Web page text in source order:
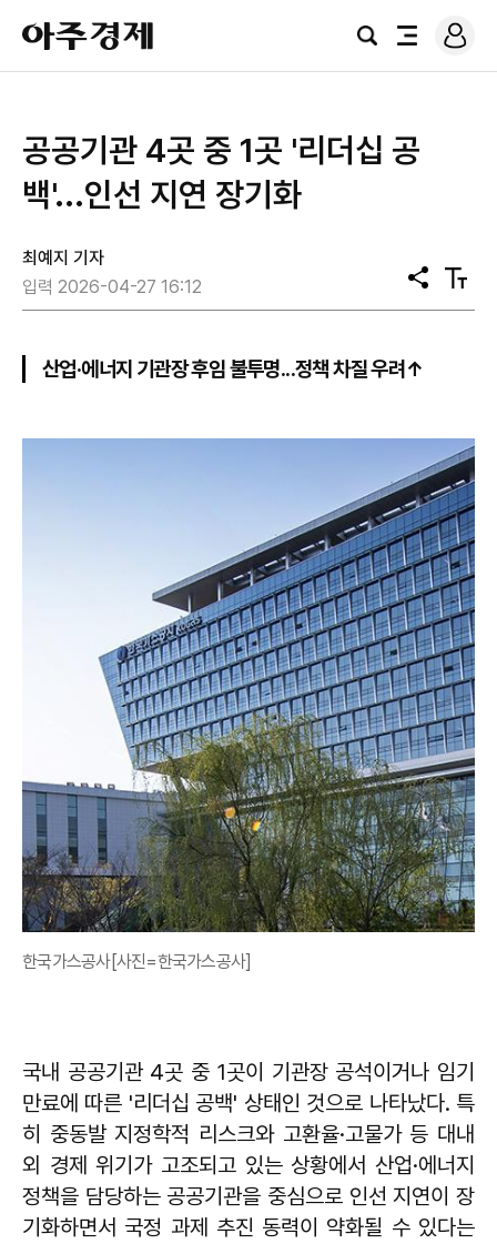
아
주
경
검
전
로
그
공공기관 4곳 중 1곳 '리더십 공
백'...인선 지연 장기화
최예지 기자
입력 2026-04-27 16:12
공
유
텍
스
산업·에너지 기관장 후임 불투명...정책 차질 우려↑
한국가스공사[사진=한국가스공사]
국내 공공기관 4곳 중 1곳이 기관장 공석이거나 임기
만료에 따른 '리더십 공백' 상태인 것으로 나타났다. 특
히 중동발 지정학적 리스크와 고환율·고물가 등 대내
외 경제 위기가 고조되고 있는 상황에서 산업·에너지
정책을 담당하는 공공기관을 중심으로 인선 지연이 장
기화하면서 국정 과제 추진 동력이 약화될 수 있다는